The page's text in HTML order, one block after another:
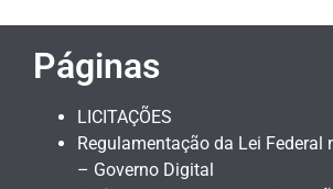
Páginas
LICITAÇÕES
Regulamentação da Lei Federal
– Governo Digital